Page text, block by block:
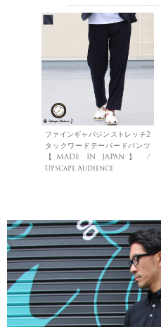
ファインギャバジンストレッチ2
タックワードテーパードパンツ
【MADE IN JAPAN】 /
Upscape Audience